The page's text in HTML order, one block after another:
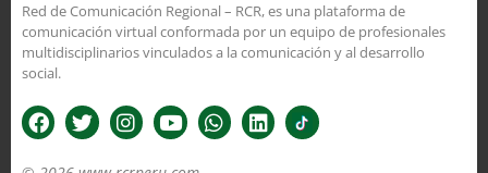
Red de Comunicación Regional – RCR, es una plataforma de
comunicación virtual conformada por un equipo de profesionales
multidisciplinarios vinculados a la comunicación y al desarrollo
social.